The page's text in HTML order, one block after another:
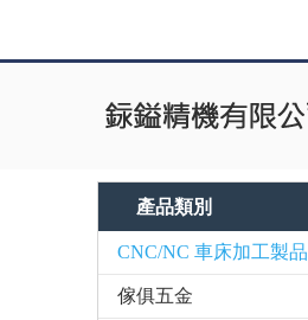
產品類別
CNC/NC 車床加工製品
傢俱五金